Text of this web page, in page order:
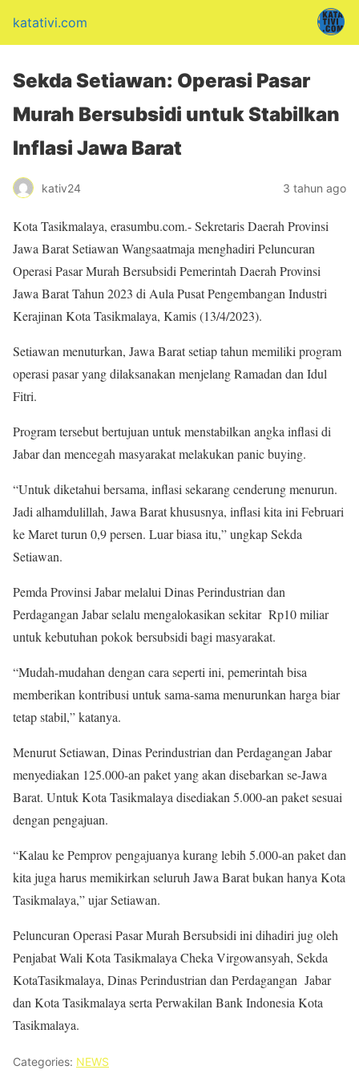
katativi.com
Sekda Setiawan: Operasi Pasar
Murah Bersubsidi untuk Stabilkan
Inflasi Jawa Barat
kativ24 3 tahun ago
Kota Tasikmalaya, erasumbu.com.- Sekretaris Daerah Provinsi
Jawa Barat Setiawan Wangsaatmaja menghadiri Peluncuran
Operasi Pasar Murah Bersubsidi Pemerintah Daerah Provinsi
Jawa Barat Tahun 2023 di Aula Pusat Pengembangan Industri
Kerajinan Kota Tasikmalaya, Kamis (13/4/2023).
Setiawan menuturkan, Jawa Barat setiap tahun memiliki program
operasi pasar yang dilaksanakan menjelang Ramadan dan Idul
Fitri.
Program tersebut bertujuan untuk menstabilkan angka inflasi di
Jabar dan mencegah masyarakat melakukan panic buying.
“Untuk diketahui bersama, inflasi sekarang cenderung menurun.
Jadi alhamdulillah, Jawa Barat khususnya, inflasi kita ini Februari
ke Maret turun 0,9 persen. Luar biasa itu,” ungkap Sekda
Setiawan.
Pemda Provinsi Jabar melalui Dinas Perindustrian dan
Perdagangan Jabar selalu mengalokasikan sekitar Rp10 miliar
untuk kebutuhan pokok bersubsidi bagi masyarakat.
“Mudah-mudahan dengan cara seperti ini, pemerintah bisa
memberikan kontribusi untuk sama-sama menurunkan harga biar
tetap stabil,” katanya.
Menurut Setiawan, Dinas Perindustrian dan Perdagangan Jabar
menyediakan 125.000-an paket yang akan disebarkan se-Jawa
Barat. Untuk Kota Tasikmalaya disediakan 5.000-an paket sesuai
dengan pengajuan.
“Kalau ke Pemprov pengajuanya kurang lebih 5.000-an paket dan
kita juga harus memikirkan seluruh Jawa Barat bukan hanya Kota
Tasikmalaya,” ujar Setiawan.
Peluncuran Operasi Pasar Murah Bersubsidi ini dihadiri jug oleh
Penjabat Wali Kota Tasikmalaya Cheka Virgowansyah, Sekda
KotaTasikmalaya, Dinas Perindustrian dan Perdagangan Jabar
dan Kota Tasikmalaya serta Perwakilan Bank Indonesia Kota
Tasikmalaya.
Categories: NEWS